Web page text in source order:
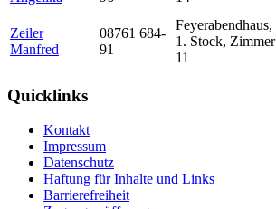
Zeiler
Manfred
08761 684-
91
Feyerabendhaus,
1. Stock, Zimmer
11
Quicklinks
Kontakt
Impressum
Datenschutz
Haftung für Inhalte und Links
Barrierefreiheit